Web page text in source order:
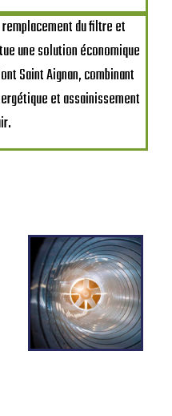
du filtre et
une solution économique
Saint Aignan, combinant
et assainissement